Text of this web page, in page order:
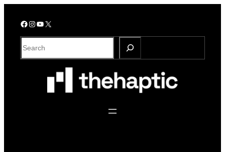
Facebook InstagramYouTube X
S
e